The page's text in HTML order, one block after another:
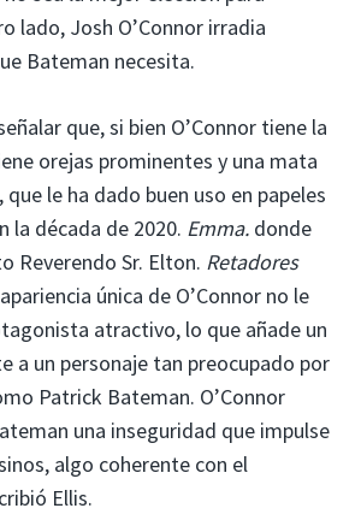
lado, Josh O’Connor irradia
Bateman necesita.
que, si bien O’Connor tiene la
orejas prominentes y una mata
le ha dado buen uso en papeles
la década de 2020. Emma. donde
Reverendo Sr. Elton. Retadores
única de O’Connor no le
atractivo, lo que añade un
a un personaje tan preocupado por
Patrick Bateman. O’Connor
una inseguridad que impulse
algo coherente con el
Ellis.